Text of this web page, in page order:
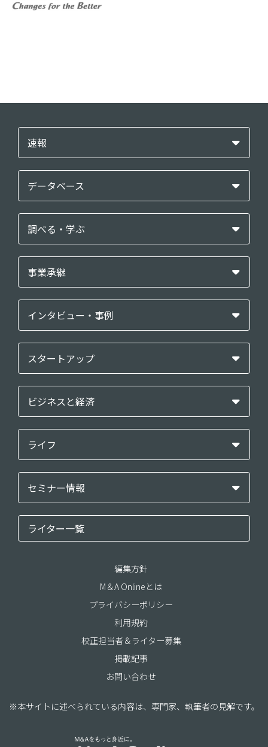
速報
データベース
調べる・学ぶ
事業承継
インタビュー・事例
スタートアップ
ビジネスと経済
ライフ
セミナー情報
ライター一覧
編集方針
M＆A Onlineとは
プライバシーポリシー
利用規約
校正担当者＆ライター募集
掲載記事
お問い合わせ
※本サイトに述べられている内容は、専門家、執筆者の見解です。